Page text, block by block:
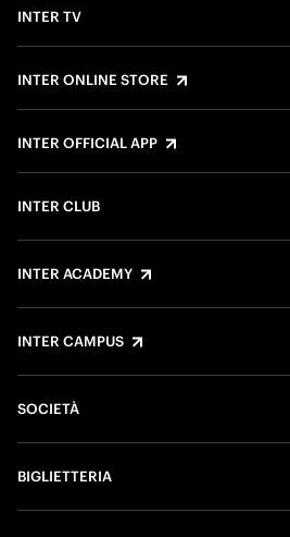
INTER TV
INTER ONLINE STORE
INTER OFFICIAL APP
INTER CLUB
INTER ACADEMY
INTER CAMPUS
SOCIETÀ
BIGLIETTERIA